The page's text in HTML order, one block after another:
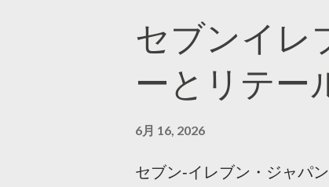
セブンイレ
ーとリテー
6月 16, 2026
セブン‐イレブン・ジャパ